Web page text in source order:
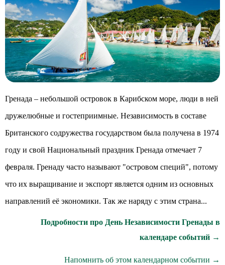
Гренада – небольшой островок в Карибском море, люди в ней
дружелюбные и гостеприимные. Независимость в составе
Британского содружества государством была получена в 1974
году и свой Национальный праздник Гренада отмечает 7
февраля. Гренаду часто называют "островом специй", потому
что их выращивание и экспорт является одним из основных
направлений её экономики. Так же наряду с этим страна...
Подробности про День Независимости Гренады в
календаре событий →
Напомнить об этом календарном событии →